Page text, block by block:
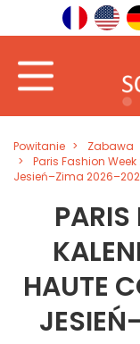
Powitanie Zabawa
Paris Fashion
Jesień–Zima
PARIS
HAUTE